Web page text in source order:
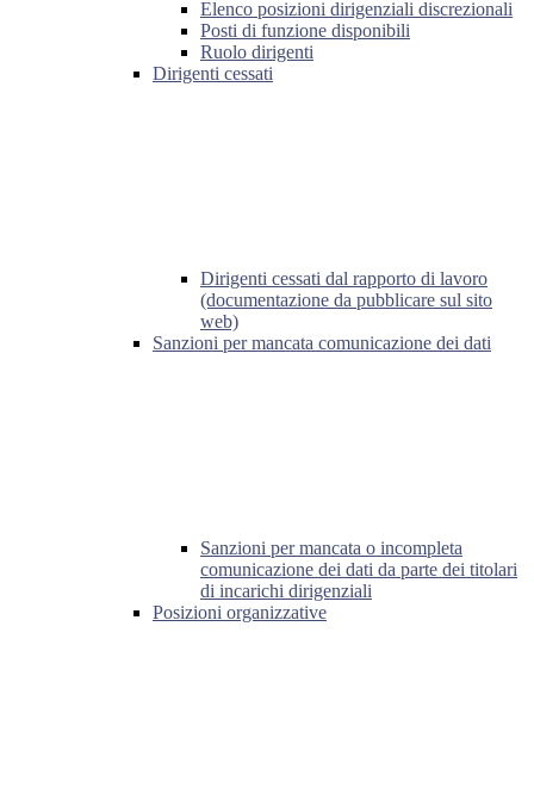
Elenco posizioni dirigenziali discrezionali
Posti di funzione disponibili
Ruolo dirigenti
Dirigenti cessati
Dirigenti cessati dal rapporto di lavoro
(documentazione da pubblicare sul sito
web)
Sanzioni per mancata comunicazione dei dati
Sanzioni per mancata o incompleta
comunicazione dei dati da parte dei titolari
di incarichi dirigenziali
Posizioni organizzative